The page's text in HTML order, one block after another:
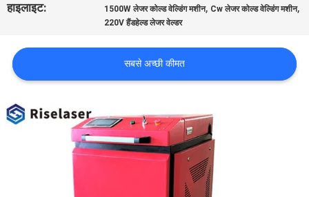
करें
एक
हाइलाइट:
1500W लेजर कोल्ड वेल्डिंग मशीन, Cw लेजर कोल्ड वेल्डिंग मशीन,
220V हैंडहेल्ड लेजर वेल्डर
सबसे अच्छी कीमत